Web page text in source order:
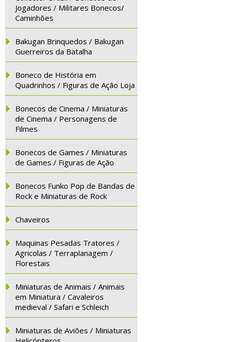
Jogadores / Militares Bonecos/
Caminhões
Bakugan Brinquedos / Bakugan
Guerreiros da Batalha
Boneco de História em
Quadrinhos / Figuras de Ação Loja
Bonecos de Cinema / Miniaturas
de Cinema / Personagens de
Filmes
Bonecos de Games / Miniaturas
de Games / Figuras de Ação
Bonecos Funko Pop de Bandas de
Rock e Miniaturas de Rock
Chaveiros
Maquinas Pesadas Tratores /
Agricolas / Terraplanagem /
Florestais
Miniaturas de Animais / Animais
em Miniatura / Cavaleiros
medieval / Safari e Schleich
Miniaturas de Aviões / Miniaturas